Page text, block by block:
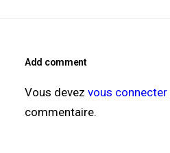
Add comment
Vous devez vous connecter
commentaire.